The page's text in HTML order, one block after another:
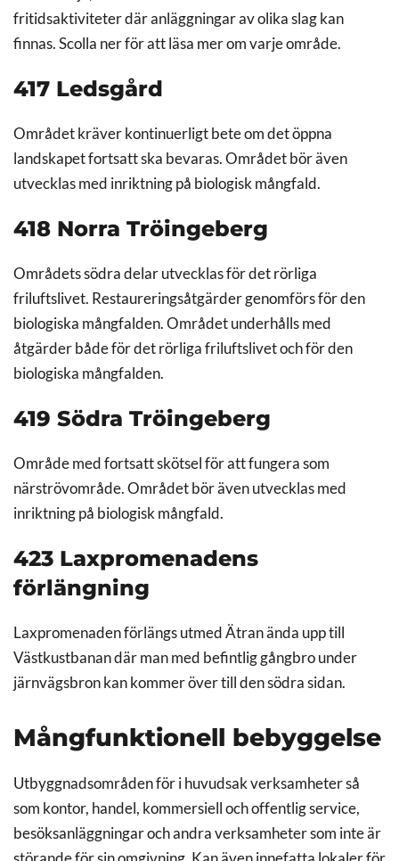
fritidsaktiviteter där anläggningar av olika slag kan
finnas. Scolla ner för att läsa mer om varje område.
417 Ledsgård
Området kräver kontinuerligt bete om det öppna
landskapet fortsatt ska bevaras. Området bör även
utvecklas med inriktning på biologisk mångfald.
418 Norra Tröingeberg
Områdets södra delar utvecklas för det rörliga
friluftslivet. Restaureringsåtgärder genomförs för den
biologiska mångfalden. Området underhålls med
åtgärder både för det rörliga friluftslivet och för den
biologiska mångfalden.
419 Södra Tröingeberg
Område med fortsatt skötsel för att fungera som
närströvområde. Området bör även utvecklas med
inriktning på biologisk mångfald.
423 Laxpromenadens
förlängning
Laxpromenaden förlängs utmed Ätran ända upp till
Västkustbanan där man med befintlig gångbro under
järnvägsbron kan kommer över till den södra sidan.
Mångfunktionell bebyggelse
Utbyggnadsområden för i huvudsak verksamheter så
som kontor, handel, kommersiell och offentlig service,
besöksanläggningar och andra verksamheter som inte är